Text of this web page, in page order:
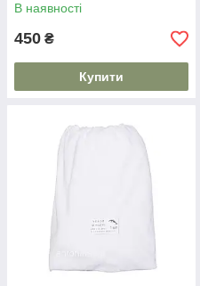
В наявності
450 ₴
Купити